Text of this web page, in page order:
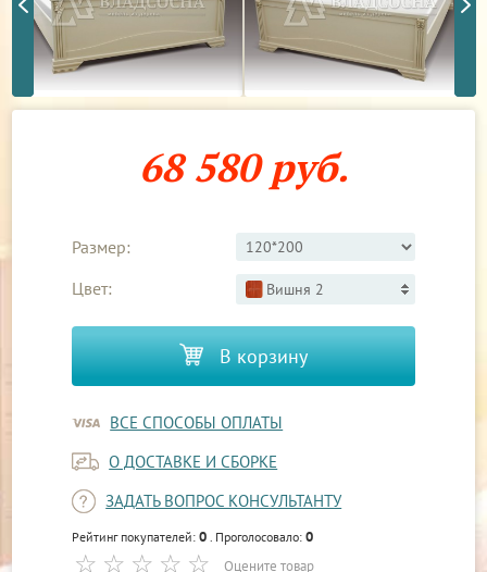
68 580 руб.
Размер:
Цвет:
Вишня 2
В корзину
ВСЕ СПОСОБЫ ОПЛАТЫ
О ДОСТАВКЕ И СБОРКЕ
ЗАДАТЬ ВОПРОС КОНСУЛЬТАНТУ
Рейтинг покупателей:0. Проголосовало:0
Оцените товар